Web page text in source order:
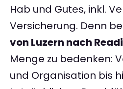
Hab und Gutes, inkl.
Versicherung. Denn
von Luzern nach
Menge zu bedenken:
und Organisation bis